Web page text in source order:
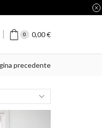
0 0,00€
precedente